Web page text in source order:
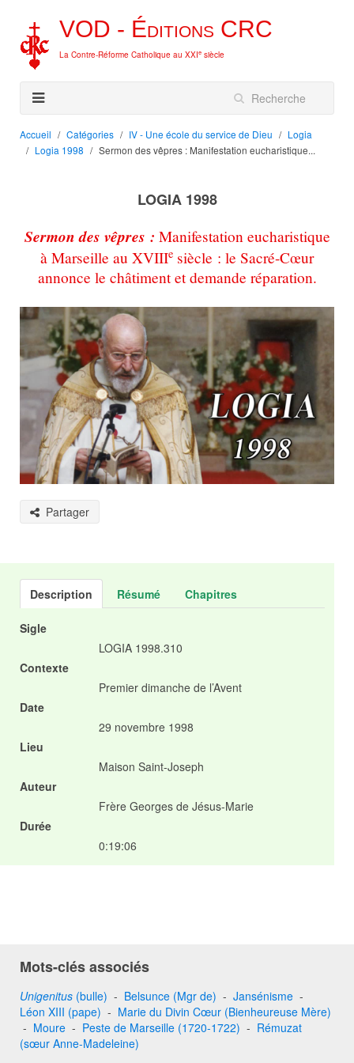
VOD - Éditions CRC
La Contre-Réforme Catholique au XXIe siècle
Accueil Catégories IV - Une école du service de Dieu
Logia
Logia 1998
Sermon des vêpres : Manifestation eucharistique...
LOGIA 1998
Sermon des vêpres : Manifestation eucharistique
à Marseille au XVIIIe siècle : le Sacré-Cœur
annonce le châtiment et demande réparation.
Partager
Description Résumé Chapitres
Sigle
LOGIA 1998.310
Contexte
Premier dimanche de l’Avent
Date
29 novembre 1998
Lieu
Maison Saint-Joseph
Auteur
Frère Georges de Jésus-Marie
Durée
0:19:06
Mots-clés associés
Unigenitus (bulle) - Belsunce (Mgr de) - Jansénisme -
Léon XIII (pape) - Marie du Divin Cœur (Bienheureuse Mère)
- Moure - Peste de Marseille (1720-1722) - Rémuzat
(sœur Anne-Madeleine)